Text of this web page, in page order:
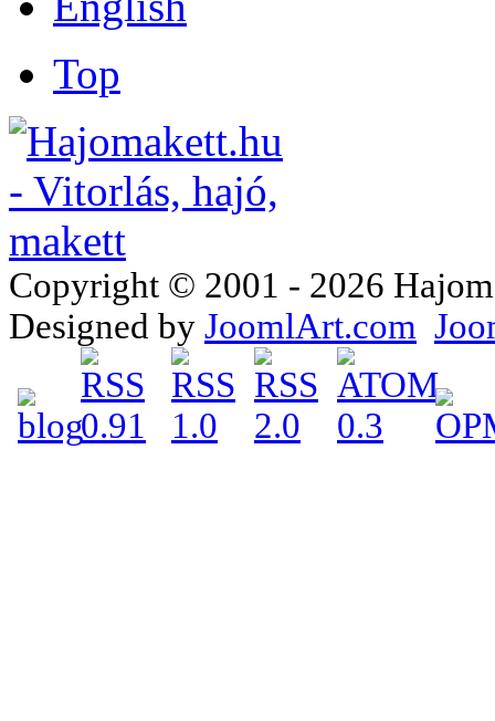
Top
Copyright © 2001 - 2026
Designed by JoomlArt.com